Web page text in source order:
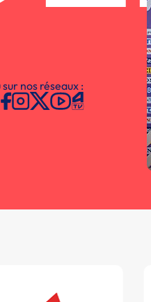
nos réseaux :